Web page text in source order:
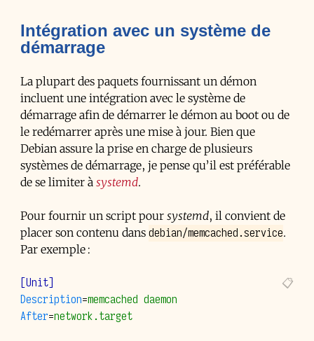
Intégration avec un système de
démarrage
La plupart des paquets fournissant un démon
incluent une intégration avec le système de
démarrage afin de démarrer le démon au boot ou de
le redémarrer après une mise à jour. Bien que
Debian assure la prise en charge de plusieurs
systèmes de démarrage, je pense qu’il est préférable
de se limiter à systemd.
Pour fournir un script pour systemd, il convient de
placer son contenu dans debian/memcached.service.
Par exemple :
[Unit]
Description=memcached daemon
After=network.target